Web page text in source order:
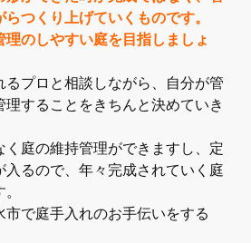
つくり上げていくものです。
のしやすい庭を目指しましょ
プロと相談しながら、自分が管
することをきちんと決めていき
庭の維持管理ができますし、定
るので、年々完成されていく庭
で庭手入れのお手伝いをする